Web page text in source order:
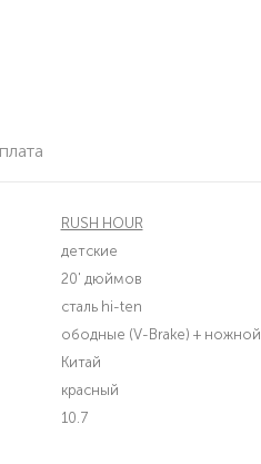
RUSH HOUR
детские
20' дюймов
сталь hi-ten
ободные (V-Brake) + ножной
Китай
красный
10.7